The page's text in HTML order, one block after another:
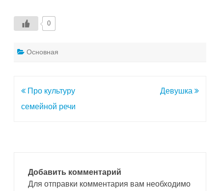
0
Основная
Навигация
по
Про культуру
семейной речи
Девушка
Добавить комментарий
Для отправки комментария вам необходимо